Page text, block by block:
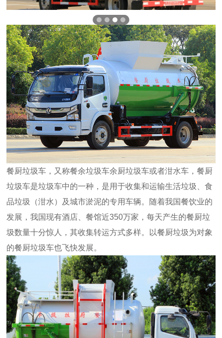
餐厨垃圾车，又称餐余垃圾车余厨垃圾车或者泔水车，餐厨
垃圾车是垃圾车中的一种，是用于收集和运输生活垃圾、食
品垃圾（泔水）及城市淤泥的专用车辆。随着我国餐饮业的
发展，我国现有酒店、餐馆近350万家，每天产生的餐厨垃
圾数量十分惊人，其收集转运方式多样。以餐厨垃圾为对象
的餐厨垃圾车也飞快发展。